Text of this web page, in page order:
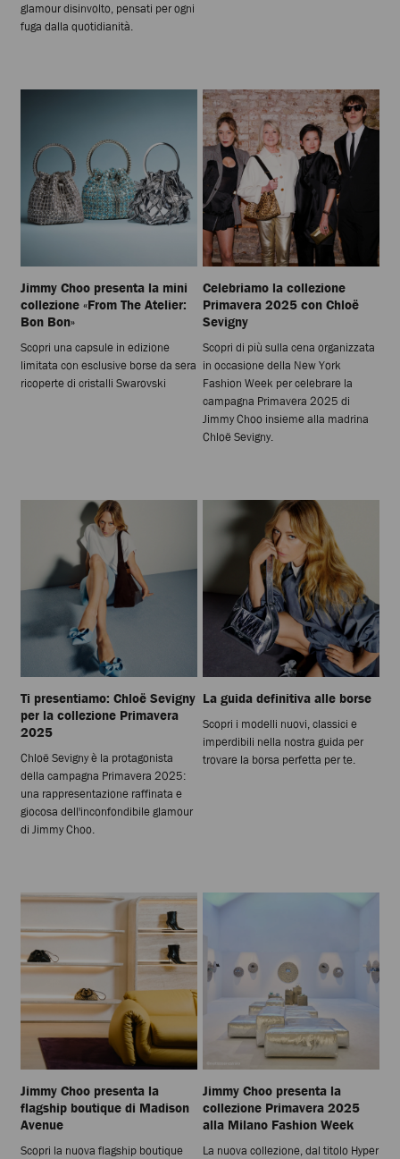
glamour disinvolto, pensati per ogni
fuga dalla quotidianità.
Jimmy Choo presenta la mini
collezione «From The Atelier:
Bon Bon»
Scopri una capsule in edizione
limitata con esclusive borse da sera
ricoperte di cristalli Swarovski
Celebriamo la collezione
Primavera 2025 con Chloë
Sevigny
Scopri di più sulla cena organizzata
in occasione della New York
Fashion Week per celebrare la
campagna Primavera 2025 di
Jimmy Choo insieme alla madrina
Chloë Sevigny.
Ti presentiamo: Chloë Sevigny
per la collezione Primavera
2025
Chloë Sevigny è la protagonista
della campagna Primavera 2025:
una rappresentazione raffinata e
giocosa dell'inconfondibile glamour
di Jimmy Choo.
La guida definitiva alle borse
Scopri i modelli nuovi, classici e
imperdibili nella nostra guida per
trovare la borsa perfetta per te.
Jimmy Choo presenta la
flagship boutique di Madison
Avenue
Scopri la nuova flagship boutique
Jimmy Choo presenta la
collezione Primavera 2025
alla Milano Fashion Week
La nuova collezione, dal titolo Hyper